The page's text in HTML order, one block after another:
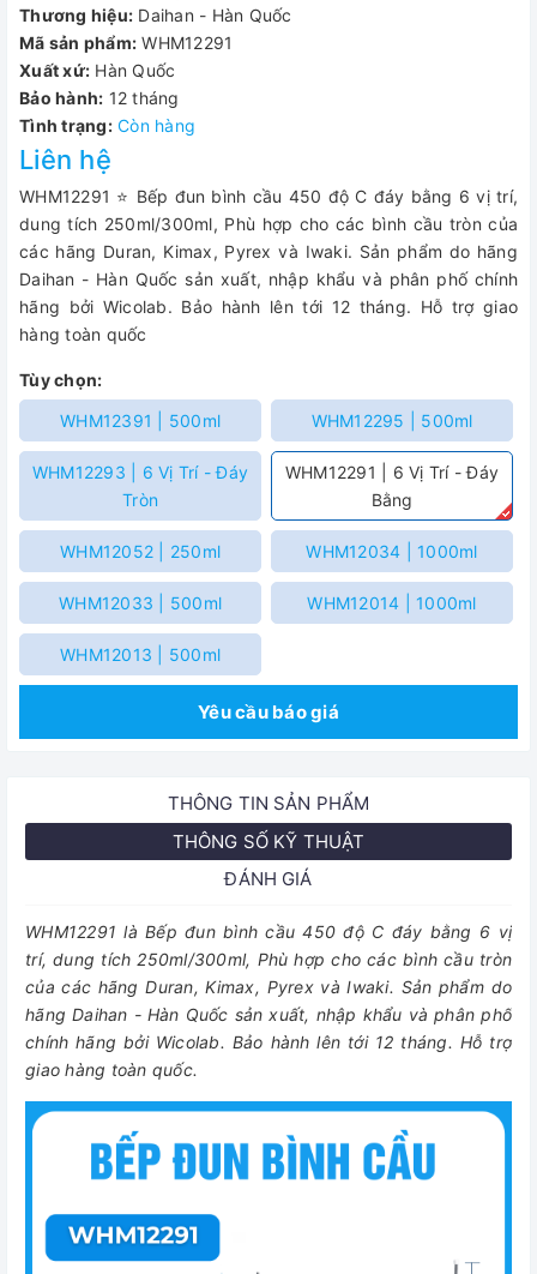
Thương hiệu: Daihan - Hàn Quốc
Mã sản phẩm: WHM12291
Xuất xứ: Hàn Quốc
Bảo hành: 12 tháng
Tình trạng: Còn hàng
Liên hệ
WHM12291 ⭐ Bếp đun bình cầu 450 độ C đáy bằng 6 vị trí,
dung tích 250ml/300ml, Phù hợp cho các bình cầu tròn của
các hãng Duran, Kimax, Pyrex và Iwaki. Sản phẩm do hãng
Daihan - Hàn Quốc sản xuất, nhập khẩu và phân phố chính
hãng bởi Wicolab. Bảo hành lên tới 12 tháng. Hỗ trợ giao
hàng toàn quốc
Tùy chọn:
WHM12391 | 500ml
WHM12295 | 500ml
WHM12293 | 6 Vị Trí - Đáy
Tròn
WHM12291 | 6 Vị Trí - Đáy
Bằng
WHM12052 | 250ml WHM12034 | 1000ml
WHM12033 | 500ml WHM12014 | 1000ml
WHM12013 | 500ml
Yêu cầu báo giá
THÔNG TIN SẢN PHẨM
THÔNG SỐ KỸ THUẬT
ĐÁNH GIÁ
WHM12291 là Bếp đun bình cầu 450 độ C đáy bằng 6 vị
trí, dung tích 250ml/300ml, Phù hợp cho các bình cầu tròn
của các hãng Duran, Kimax, Pyrex và Iwaki. Sản phẩm do
hãng Daihan - Hàn Quốc sản xuất, nhập khẩu và phân phố
chính hãng bởi Wicolab. Bảo hành lên tới 12 tháng. Hỗ trợ
giao hàng toàn quốc.